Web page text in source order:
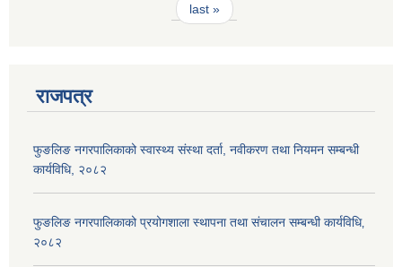
last »
राजपत्र
फुङलिङ नगरपालिकाको स्वास्थ्य संस्था दर्ता, नवीकरण तथा नियमन सम्बन्धी
कार्यविधि, २०८२
फुङलिङ नगरपालिकाको प्रयोगशाला स्थापना तथा संचालन सम्बन्धी कार्यविधि‚
२०८२